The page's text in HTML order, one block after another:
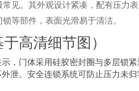
见。其外观设计紧凑，配有压力
等部件，表面光滑易于清洁。
高清细节图）
示，门体采用硅胶密封圈与多层锁紧
泄。安全连锁系统可防止压力未归